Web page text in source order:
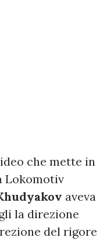
che mette in
Lokomotiv
aveva
la direzione
del rigore